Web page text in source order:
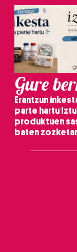
Gure
Erantzun
parte hartu
produktuen
baten